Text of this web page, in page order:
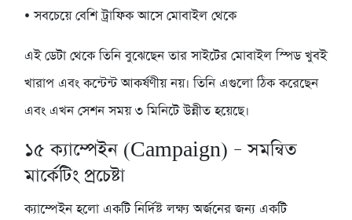
• সবচেয়ে বেশি ট্রাফিক আসে মোবাইল থেকে
এই ডেটা থেকে তিনি বুঝেছেন তার সাইটের মোবাইল স্পিড খুবই
খারাপ এবং কন্টেন্ট আকর্ষণীয় নয়। তিনি এগুলো ঠিক করেছেন
এবং এখন সেশন সময় ৩ মিনিটে উন্নীত হয়েছে।
১৫ ক্যাম্পেইন (Campaign) – সমন্বিত
মার্কেটিং প্রচেষ্টা
ক্যাম্পেইন হলো একটি নির্দিষ্ট লক্ষ্য অর্জনের জন্য একটি